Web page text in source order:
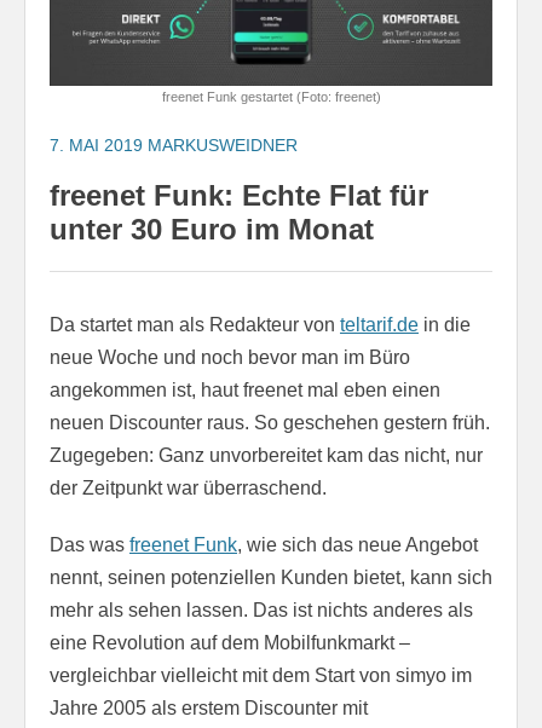
freenet Funk gestartet (Foto: freenet)
7. MAI 2019 MARKUSWEIDNER
freenet Funk: Echte Flat für
unter 30 Euro im Monat
Da startet man als Redakteur von teltarif.de in die
neue Woche und noch bevor man im Büro
angekommen ist, haut freenet mal eben einen
neuen Discounter raus. So geschehen gestern früh.
Zugegeben: Ganz unvorbereitet kam das nicht, nur
der Zeitpunkt war überraschend.
Das was freenet Funk, wie sich das neue Angebot
nennt, seinen potenziellen Kunden bietet, kann sich
mehr als sehen lassen. Das ist nichts anderes als
eine Revolution auf dem Mobilfunkmarkt –
vergleichbar vielleicht mit dem Start von simyo im
Jahre 2005 als erstem Discounter mit